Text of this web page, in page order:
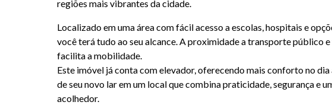
regiões mais vibrantes da cidade.
Localizado em uma área com fácil acesso a escolas, hospitais e
você terá tudo ao seu alcance. A proximidade a transporte público
facilita a mobilidade.
Este imóvel já conta com elevador, oferecendo mais conforto no
de seu novo lar em um local que combina praticidade, segurança e
acolhedor.